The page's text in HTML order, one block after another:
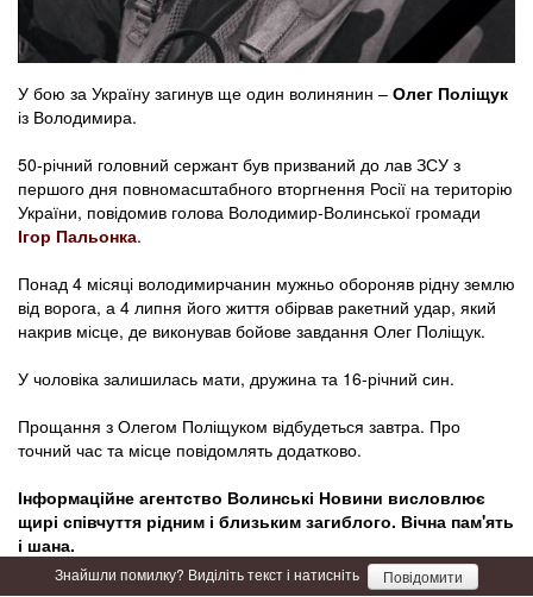
У бою за Україну загинув ще один волинянин – Олег Поліщук
із Володимира.
50-річний головний сержант був призваний до лав ЗСУ з
першого дня повномасштабного вторгнення Росії на територію
України, повідомив голова Володимир-Волинської громади
Ігор Пальонка.
Понад 4 місяці володимирчанин мужньо обороняв рідну землю
від ворога, а 4 липня його життя обірвав ракетний удар, який
накрив місце, де виконував бойове завдання Олег Поліщук.
У чоловіка залишилась мати, дружина та 16-річний син.
Прощання з Олегом Поліщуком відбудеться завтра. Про
точний час та місце повідомлять додатково.
Інформаційне агентство Волинські Новини висловлює
щирі співчуття рідним і близьким загиблого. Вічна пам'ять
і шана.
Знайшли помилку? Виділіть текст і натисніть Повідомити